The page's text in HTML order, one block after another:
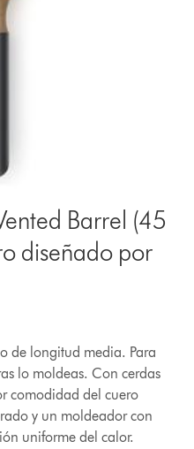
Barrel (45
diseñado por
de longitud media. Para
lo moldeas. Con cerdas
comodidad del cuero
y un moldeador con
uniforme del calor.